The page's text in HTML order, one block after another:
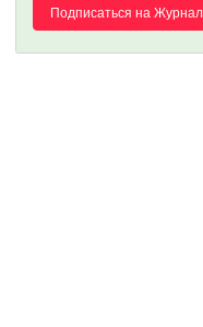
Подписаться на Журнал